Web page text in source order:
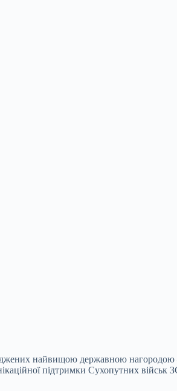
найвищою державною
підтримки Сухопутних військ